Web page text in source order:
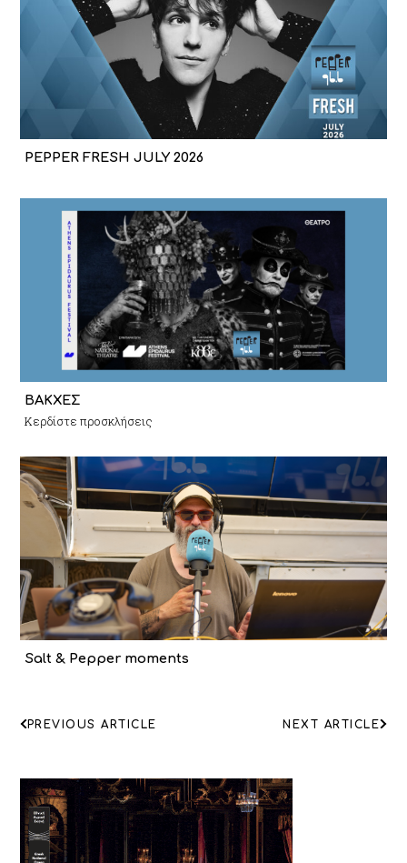
PEPPER FRESH JULY 2026
ΒΑΚΧΕΣ
Κερδίστε προσκλήσεις
Salt & Pepper moments
ΠΛΟΗΓΗΣΗ
NEXT ARTICLE
PREVIOUS ARTICLE